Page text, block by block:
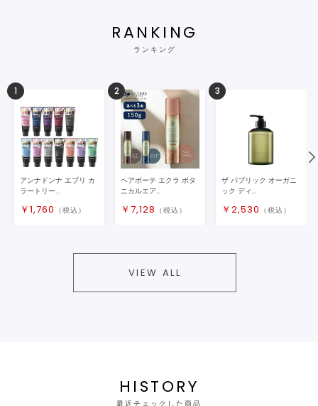
RANKING
ランキング
1
アンナドンナ エブリ カ
ラートリー...
￥ 1,760 （税込）
2
ヘアボーテ エクラ ボタ
ニカルエア...
￥ 7,128 （税込）
3
ザ パブリック オーガニ
ック ディ...
￥ 2,530 （税込）
VIEW ALL
HISTORY
最近チェックした商品